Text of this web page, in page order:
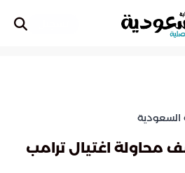
السعودية
محاولة اغتيال ترامب